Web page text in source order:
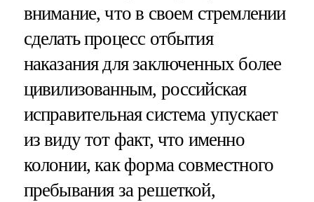
внимание, что в своем стремлении
сделать процесс отбытия
наказания для заключенных более
цивилизованным, российская
исправительная система упускает
из виду тот факт, что именно
колонии, как форма совместного
пребывания за решеткой,